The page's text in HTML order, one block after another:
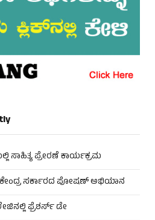
ಸಾಹಿತ್ಯ ಪ್ರೇರಣೆ ಕಾರ್ಯಕ್ರಮ
ಸರ್ಕಾರದ ಪೋಷಣ್ ಅಭಿಯಾನ
ಫ್ರೆಶರ್ಸ್ ಡೇ